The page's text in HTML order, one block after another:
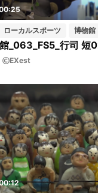
ローカルスポーツ 博物館
_063_FS5_行司 短
EXest